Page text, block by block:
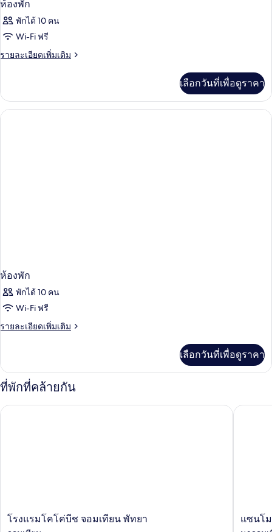
ห้องพัก
พักได้ 10 คน
Wi-Fi ฟรี
รายละเอียดเพิ่มเติม
ราย
เกี่ยว
กับ
ห้อง
เลือกวันที่เพื่อดูราคา
ห้องพัก
พักได้ 10 คน
Wi-Fi ฟรี
รายละเอียดเพิ่มเติม
ราย
เกี่ยว
กับ
ห้อง
พัก
เลือกวันที่เพื่อดูราคา
ที่พักที่คล้ายกัน
โรงแรม
โรงแรมโคโค่บีช จอมเทียน พัทยา
โรงแรมโคโค่บีช จอมเทียน พัทยา
แซ
แซนโ
แซนโมร